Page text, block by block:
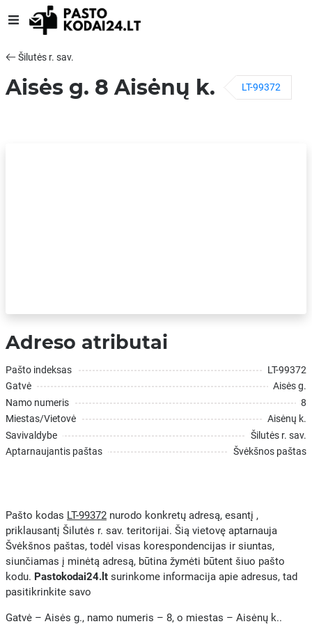
Šilutės r. sav.
Aisės g. 8 Aisėnų k. LT-99372
Adreso atributai
Pašto indeksas
LT-99372
Gatvė
Aisės g.
Namo numeris
8
Miestas/Vietovė
Aisėnų k.
Savivaldybe
Šilutės r. sav.
Aptarnaujantis paštas
Švėkšnos paštas
Pašto kodas LT-99372 nurodo konkretų adresą, esantį ,
priklausantį Šilutės r. sav. teritorijai. Šią vietovę aptarnauja
Švėkšnos paštas, todėl visas korespondencijas ir siuntas,
siunčiamas į minėtą adresą, būtina žymėti būtent šiuo pašto
kodu. Pastokodai24.lt surinkome informacija apie adresus, tad
pasitikrinkite savo
Gatvė – Aisės g., namo numeris – 8, o miestas – Aisėnų k..